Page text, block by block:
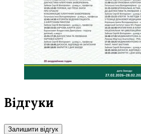
Відгуки
Залишити відгук